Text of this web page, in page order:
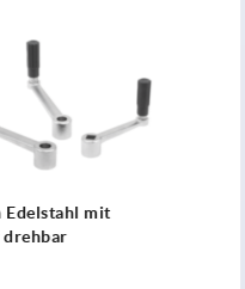
Edelstahl mit
umlegbar